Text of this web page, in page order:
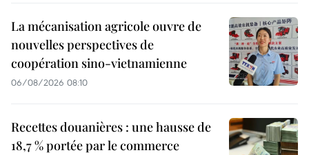
La mécanisation agricole ouvre de
nouvelles perspectives de
coopération sino-vietnamienne
06/08/2026 08:10
Recettes douanières : une hausse de
18,7 % portée par le commerce